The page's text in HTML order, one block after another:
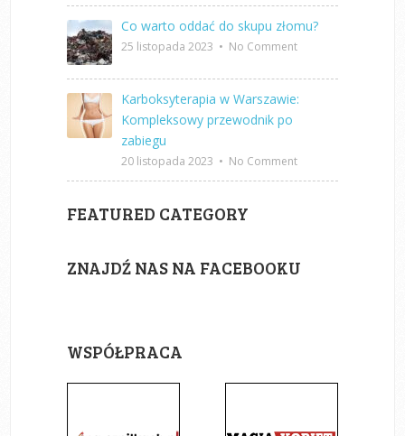
Co warto oddać do skupu złomu?
25 listopada 2023 • No Comment
Karboksyterapia w Warszawie:
Kompleksowy przewodnik po
zabiegu
20 listopada 2023 • No Comment
FEATURED CATEGORY
ZNAJDŹ NAS NA FACEBOOKU
WSPÓŁPRACA